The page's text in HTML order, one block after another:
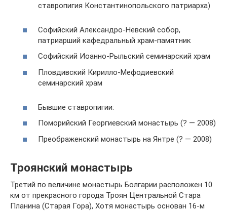
ставропигия Константинопольского патриарха)
Софийский Александро-Невский собор,
патриарший кафедральный храм-памятник
Софийский Иоанно-Рыльский семинарский храм
Пловдивский Кирилло-Мефодиевский
семинарский храм
Бывшие ставропигии:
Поморийский Георгиевский монастырь (? — 2008)
Преображенский монастырь на Янтре (? — 2008)
Троянский монастырь
Третий по величине монастырь Болгарии расположен 10
км от прекрасного города Троян Центральной Стара
Планина (Старая Гора), Хотя монастырь основан 16-м